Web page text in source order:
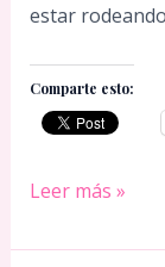
estar
Comparte esto:
TAURO
DE
Leer más »